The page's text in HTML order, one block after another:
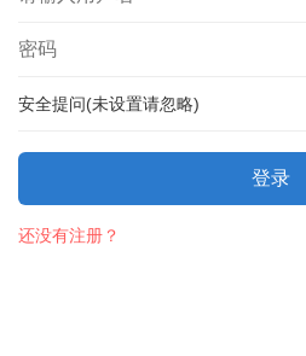
安全提问(未设置请忽略)
登录
还没有注册？